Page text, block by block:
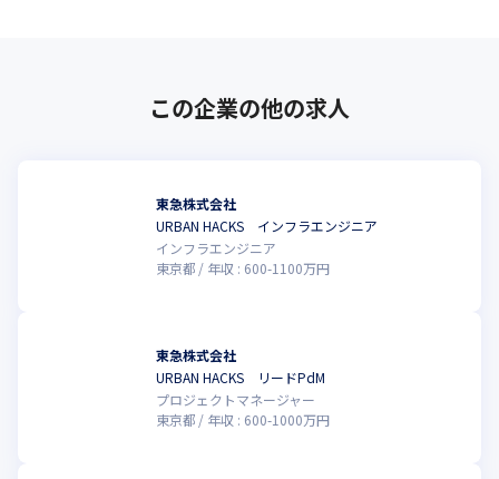
創立から100年取り組むことができなかった東急のデジタル変革と
ーなど10つ以上の職種の人材を早期に採用し、東急グループの変
革をしてまいります。実力本位で人格を重んじて個性を尊重す
る、大企業的な忖度は一切不要で、自由闊達なエンジニアやデザ
この企業の他の求人
東急株式会社
URBAN HACKS インフラエンジニア
インフラエンジニア
東京都
年収 : 600-1100万円
東急株式会社
URBAN HACKS リードPdM
プロジェクトマネージャー
東京都
年収 : 600-1000万円